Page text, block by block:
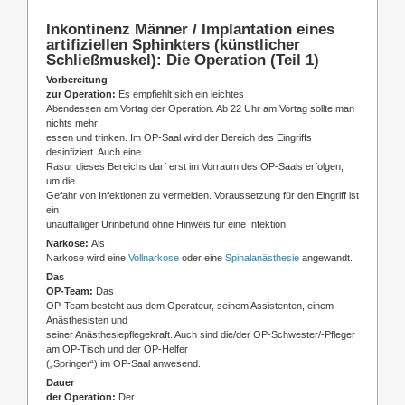
Inkontinenz Männer / Implantation eines
artifiziellen Sphinkters (künstlicher
Schließmuskel): Die Operation (Teil 1)
Vorbereitung
zur Operation: Es empfiehlt sich ein leichtes
Abendessen am Vortag der Operation. Ab 22 Uhr am Vortag sollte man
nichts mehr
essen und trinken. Im OP-Saal wird der Bereich des Eingriffs
desinfiziert. Auch eine
Rasur dieses Bereichs darf erst im Vorraum des OP-Saals erfolgen,
um die
Gefahr von Infektionen zu vermeiden. Voraussetzung für den Eingriff ist
ein
unauffälliger Urinbefund ohne Hinweis für eine Infektion.
Narkose: Als
Narkose wird eine Vollnarkose oder eine Spinalanästhesie angewandt.
Das
OP-Team: Das
OP-Team besteht aus dem Operateur, seinem Assistenten, einem
Anästhesisten und
seiner Anästhesiepflegekraft. Auch sind die/der OP-Schwester/-Pfleger
am OP-Tisch und der OP-Helfer
(„Springer“) im OP-Saal anwesend.
Dauer
der Operation: Der